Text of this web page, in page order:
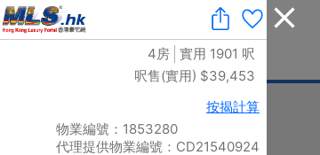
放盤 | 業主刪除樓盤 | ENG
按揭計算 印花稅
排序
搜尋結果：5879個 / 有相： 5782 個